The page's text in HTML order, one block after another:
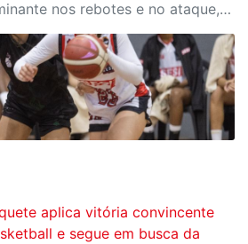
Com a capitã determinante nos rebotes e no ataque, o Sesi Araraquara venceu o Cerrado BRB por 63 a 58, no Ginásio do SESC Ceilândia, em Brasília (DF), na manhã deste domingo (17/05).
aplica vitória convincente
e segue em busca da